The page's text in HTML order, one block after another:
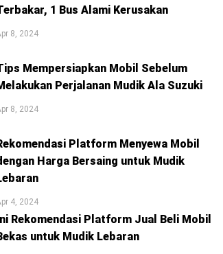
1 Bus Alami Kerusakan
8, 2024
Mempersiapkan Mobil Sebelum
Perjalanan Mudik Ala Suzuki
8, 2024
Platform Menyewa Mobil
Harga Bersaing untuk Mudik
4, 2024
Rekomendasi Platform Jual Beli Mobil
untuk Mudik Lebaran